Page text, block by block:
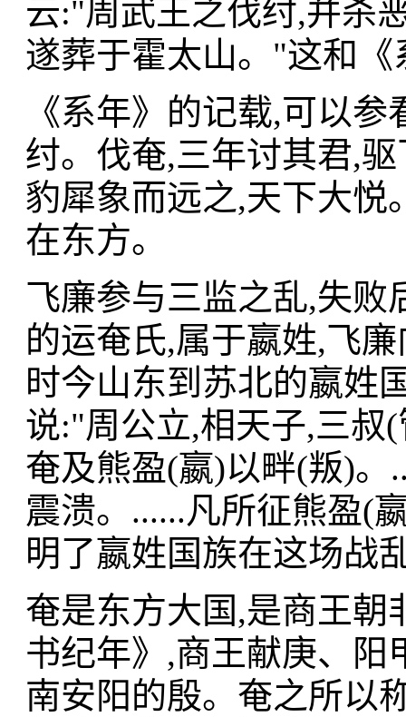
云:"周武王之伐纣,并杀
遂葬于霍太山。"这和
《系年》的记载,可以
纣。伐奄,三年讨其君,
豹犀象而远之,天下大悦
在东方。
飞廉参与三监之乱,失败
的运奄氏,属于嬴姓,飞
时今山东到苏北的嬴姓
说:"周公立,相天子,三叔
奄及熊盈(嬴)以畔(叛)。
震溃。......凡所征熊盈(
明了嬴姓国族在这场战
奄是东方大国,是商王朝
书纪年》,商王献庚、阳
南安阳的殷。奄之所以